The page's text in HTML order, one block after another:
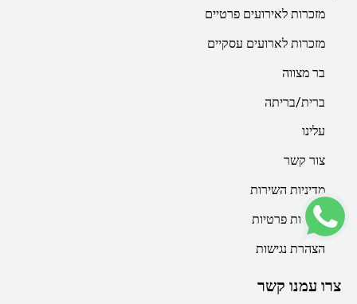
מזכרות לאירועים פרטיים
מזכרות לארועים עסקיים
בר מצווה
ברית/בריתה
עלינו
צור קשר
מדיניות השירות
מדיניות פרטיות
הצהרת נגישות
צרו עמנו קשר